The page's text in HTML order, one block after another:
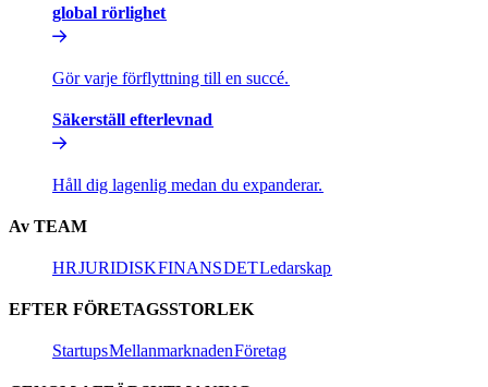
global rörlighet​​
Gör varje förflyttning till en succé.​​
Säkerställ efterlevnad​​
Håll dig lagenlig medan du expanderar.​​
Av TEAM​​
HR​​JURIDISK​​FINANS​​DET​​Ledarskap​​
EFTER FÖRETAGSSTORLEK​​
Startups​​Mellanmarknaden​​Företag​​